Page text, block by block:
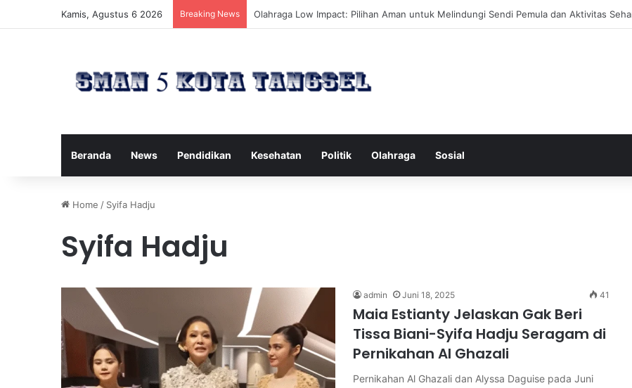
Kamis, Agustus 6 2026 Breaking News Cara Menemukan Hobi Baru yang Meningkatkan Mood Anda Secara Positif dan Efektif
Beranda News Pendidikan Kesehatan Politik Olahraga Sosial
Home / Syifa Hadju
Syifa Hadju
admin Juni 18, 2025 41
Maia Estianty Jelaskan Gak Beri
Tissa Biani-Syifa Hadju Seragam di
Pernikahan Al Ghazali
Pernikahan Al Ghazali dan Alyssa Daguise pada Juni